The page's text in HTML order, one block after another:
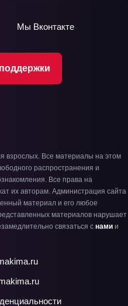
Мы Вконтакте
взрослых. Все материалы на этом
распространения и
Все права на
их авторам. Администрация сайта
материал и его любое
материалов нарушает
связаться с нами и